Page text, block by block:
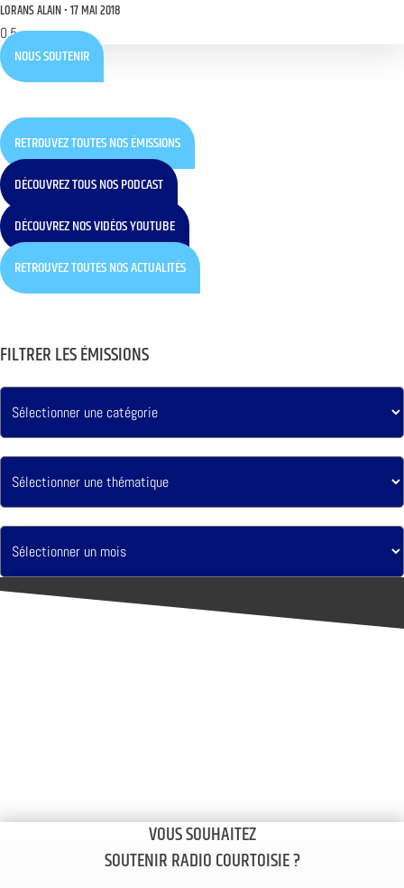
LORANS ALAIN 17 MAI 2018
NOUS SOUTENIR
RETROUVEZ TOUTES NOS ÉMISSIONS
DÉCOUVREZ TOUS NOS PODCAST
DÉCOUVREZ NOS VIDÉOS YOUTUBE
RETROUVEZ TOUTES NOS ACTUALITÉS
FILTRER LES ÉMISSIONS
VOUS SOUHAITEZ
SOUTENIR RADIO COURTOISIE ?